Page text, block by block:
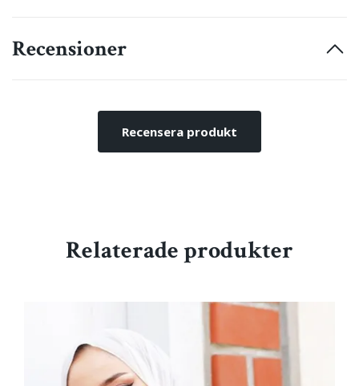
Recensioner
Recensera produkt
Relaterade produkter